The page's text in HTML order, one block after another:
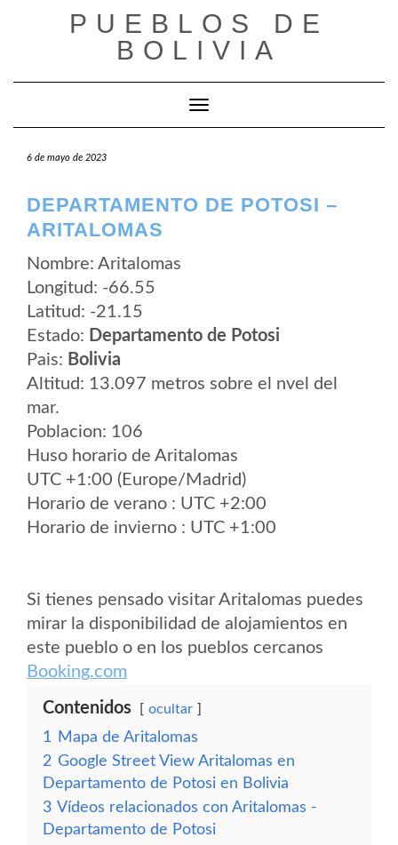
PUEBLOS DE
BOLIVIA
Cambiar modo de navegación
6 de mayo de 2023
DEPARTAMENTO DE POTOSI –
ARITALOMAS
Nombre: Aritalomas
Longitud: -66.55
Latitud: -21.15
Estado: Departamento de Potosi
Pais: Bolivia
Altitud: 13.097 metros sobre el nvel del
mar.
Poblacion: 106
Huso horario de Aritalomas
UTC +1:00 (Europe/Madrid)
Horario de verano : UTC +2:00
Horario de invierno : UTC +1:00
Si tienes pensado visitar Aritalomas puedes
mirar la disponibilidad de alojamientos en
este pueblo o en los pueblos cercanos
Booking.com
Contenidos ocultar
1
Mapa de Aritalomas
2 Google Street View Aritalomas en
Departamento de Potosi en Bolivia
3 Vídeos relacionados con Aritalomas -
Departamento de Potosi